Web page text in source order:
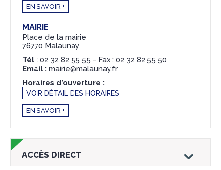
EN SAVOIR +
MAIRIE
Place de la mairie
76770 Malaunay
Tél : 02 32 82 55 55 - Fax : 02 32 82 55 50
Email : mairie@malaunay.fr
Horaires d’ouverture :
VOIR DÉTAIL DES HORAIRES
EN SAVOIR +
ACCÈS DIRECT